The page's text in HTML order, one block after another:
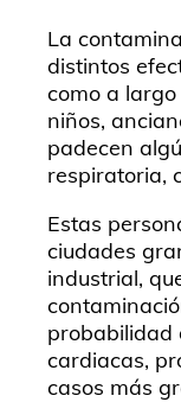
La
distintos
como a
niños,
padecen
respiratoria,
Estas
ciudades
industrial,
probabilidad
cardiacas,
casos más